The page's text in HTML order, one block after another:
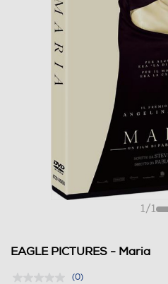
1/1
EAGLE PICTURES - Maria
(0)